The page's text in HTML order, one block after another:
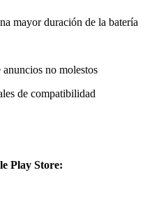
mayor duración de la batería
no molestos
de compatibilidad
Play Store: